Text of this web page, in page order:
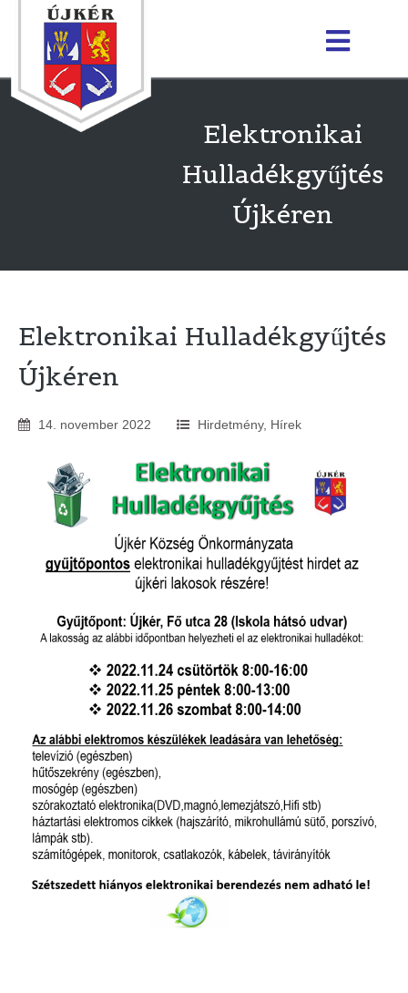
Elektronikai
Hulladékgyűjtés
Újkéren
Elektronikai Hulladékgyűjtés
Újkéren
14 november 2022 Hirdetmény, Hírek